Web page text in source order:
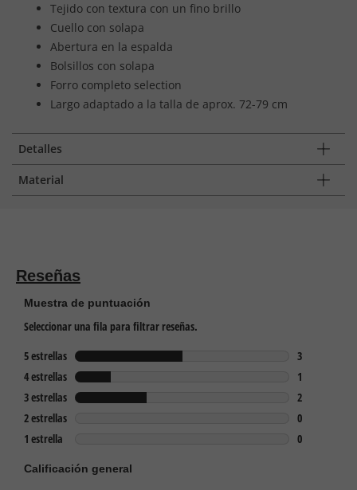
Tejido con textura con un fino brillo
Cuello con solapa
Abertura en la espalda
Bolsillos con solapa
Forro completo selection
Largo adaptado a la talla de aprox. 72-79 cm
Detalles
Material